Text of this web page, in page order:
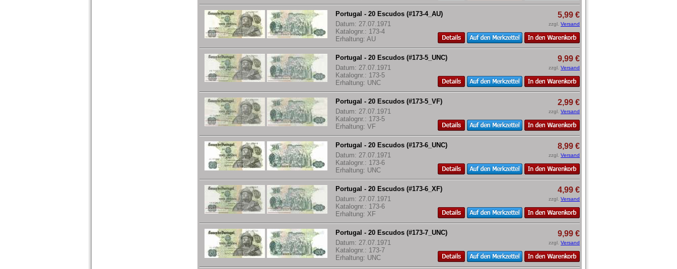
Portugal - 20 Escudos (#173-4_AU)
Datum: 27.07.1971
Katalognr.: 173-4
Erhaltung: AU
5,99 €
zzgl. Versand
Portugal - 20 Escudos (#173-5_UNC)
Datum: 27.07.1971
Katalognr.: 173-5
Erhaltung: UNC
9,99 €
zzgl. Versand
Portugal - 20 Escudos (#173-5_VF)
Datum: 27.07.1971
Katalognr.: 173-5
Erhaltung: VF
2,99 €
zzgl. Versand
Portugal - 20 Escudos (#173-6_UNC)
Datum: 27.07.1971
Katalognr.: 173-6
Erhaltung: UNC
8,99 €
zzgl. Versand
Portugal - 20 Escudos (#173-6_XF)
Datum: 27.07.1971
Katalognr.: 173-6
Erhaltung: XF
4,99 €
zzgl. Versand
Portugal - 20 Escudos (#173-7_UNC)
Datum: 27.07.1971
Katalognr.: 173-7
Erhaltung: UNC
9,99 €
zzgl. Versand